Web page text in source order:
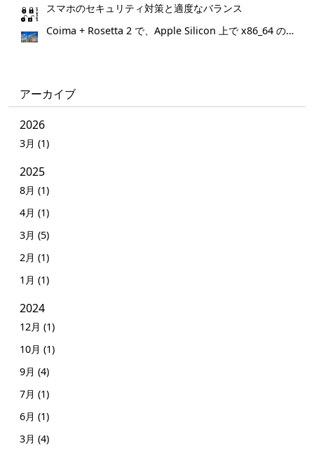
スマホのセキュリティ対策と適度なバランス
Coima + Rosetta 2 で、Apple Silicon 上で x86_64 の Docker イメージをビルドする (Docker desktop やめる)
アーカイブ
2026
3月 (1)
2025
8月 (1)
4月 (1)
3月 (5)
2月 (1)
1月 (1)
2024
12月 (1)
10月 (1)
9月 (4)
7月 (1)
6月 (1)
3月 (4)